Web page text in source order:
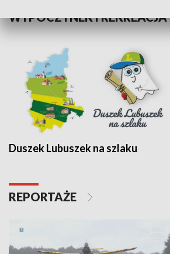
WYPOCZYNEK I REKREACJA
Duszek Lubuszek na szlaku
REPORTAŻE